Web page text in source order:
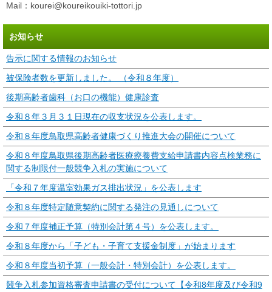
Mail：kourei@koureikouiki-tottori.jp
お知らせ
告示に関する情報のお知らせ
被保険者数を更新しました。 （令和８年度）
後期高齢者歯科（お口の機能）健康診査
令和８年３月３１日現在の収支状況を公表します。
令和８年度鳥取県高齢者健康づくり推進大会の開催について
令和８年度鳥取県後期高齢者医療療養費支給申請書内容点検業務に
関する制限付一般競争入札の実施について
「令和７年度温室効果ガス排出状況」を公表します
令和８年度特定随意契約に関する発注の見通しについて
令和７年度補正予算（特別会計第４号）を公表します。
令和８年度から「子ども・子育て支援金制度」が始まります
令和８年度当初予算（一般会計・特別会計）を公表します。
競争入札参加資格審査申請書の受付について【令和8年度及び令和9